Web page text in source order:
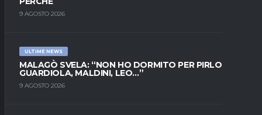
9 AGOSTO 2026
ULTIME NEWS
MALAGÒ SVELA: “NON HO DORMITO PER PIRLO.
GUARDIOLA, MALDINI, LEO…”
9 AGOSTO 2026